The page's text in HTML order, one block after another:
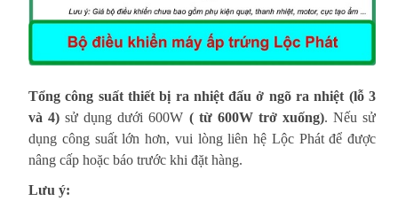
Tổng công suất thiết bị ra nhiệt đấu ở ngõ ra nhiệt (lỗ 3
và 4)sử dụng dưới 600W ( từ 600W trở xuống). Nếu sử
dụng công suất lớn hơn, vui lòng liên hệ Lộc Phát để được
nâng cấp hoặc báo trước khi đặt hàng.
Lưu ý: